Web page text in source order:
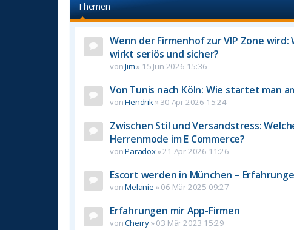
Themen
Wenn der Firmenhof zur VIP Zone
wirkt seriös und sicher?
vonJim» 15 Jun 2026 15:36
Von Tunis nach Köln: Wie startet man
vonHendrik»30 Apr 2026 15:24
Zwischen Stil und Versandstress:
Herrenmode im E Commerce?
vonParadox»21 Apr 2026 11:26
Escort werden in München –
vonMelanie »06 Mär 2025 09:27
Erfahrungen mir App-Firmen
vonCherry»03 Mär 2023 15:29